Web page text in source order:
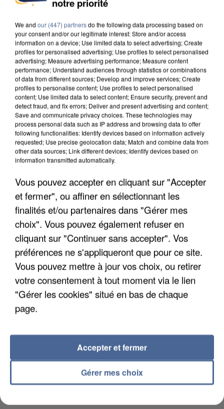
DE SOLIDARITÉ AVEC LES...
APRÈS TOUTES CES CANICULES, LES REFUGES
DE FAUNE SAUVAGE SONT...
L’UN DES FONDATEURS SUPPOSÉS DE LA DZ
notre priorité
We and our (447) partnersdo the following data processing based on
your consent and/or our legitimate interest: Store and/or access
information on a device; Use limited data to select advertising; Create
profiles for personalised advertising; Use profiles to select personalised
advertising; Measure advertising performance; Measure content
performance; Understand audiences through statistics or combinations
of data from different sources; Develop and improve services; Create
profiles to personalise content; Use profiles to select personalised
content; Use limited data to select content; Ensure security, prevent and
detect fraud, and fix errors; Deliver and present advertising and content;
Save and communicate privacy choices. These technologies may
process personal data such as IP address and browsing data to offer
following functionalities: Identify devices based on information actively
requested; Use precise geolocation data; Match and combine data from
other data sources; Link different devices; Identify devices based on
information transmitted automatically.
Vous pouvez accepter en cliquant sur "Accepter
et fermer", ou affiner en sélectionnant les
finalités et/ou partenaires dans "Gérer mes
choix". Vous pouvez également refuser en
cliquant sur "Continuer sans accepter". Vos
préférences ne s'appliqueront que pour ce site.
Vous pouvez mettre à jour vos choix, ou retirer
votre consentement à tout moment via le lien
"Gérer les cookies" situé en bas de chaque
page.
Gérer mes choix
Accepter et fermer